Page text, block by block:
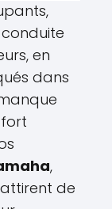
en
dans
,
attirent de